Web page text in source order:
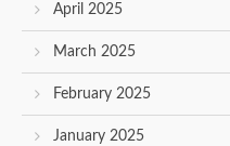
April 2025
March 2025
February 2025
January 2025